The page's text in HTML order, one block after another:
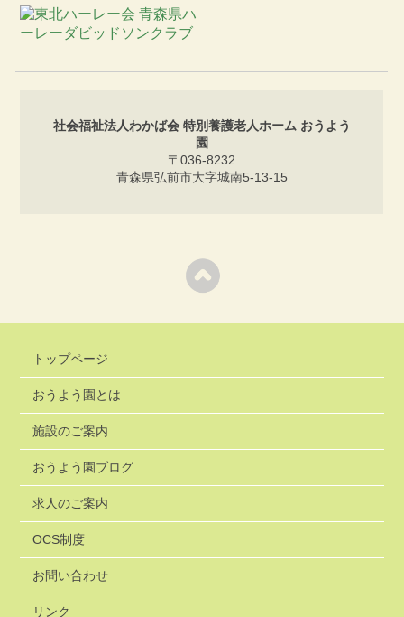
社会福祉法人わかば会 特別養護老人ホーム おうよう
園
〒036-8232
青森県弘前市大字城南5-13-15
トップページ
おうよう園とは
施設のご案内
おうよう園ブログ
求人のご案内
OCS制度
お問い合わせ
リンク